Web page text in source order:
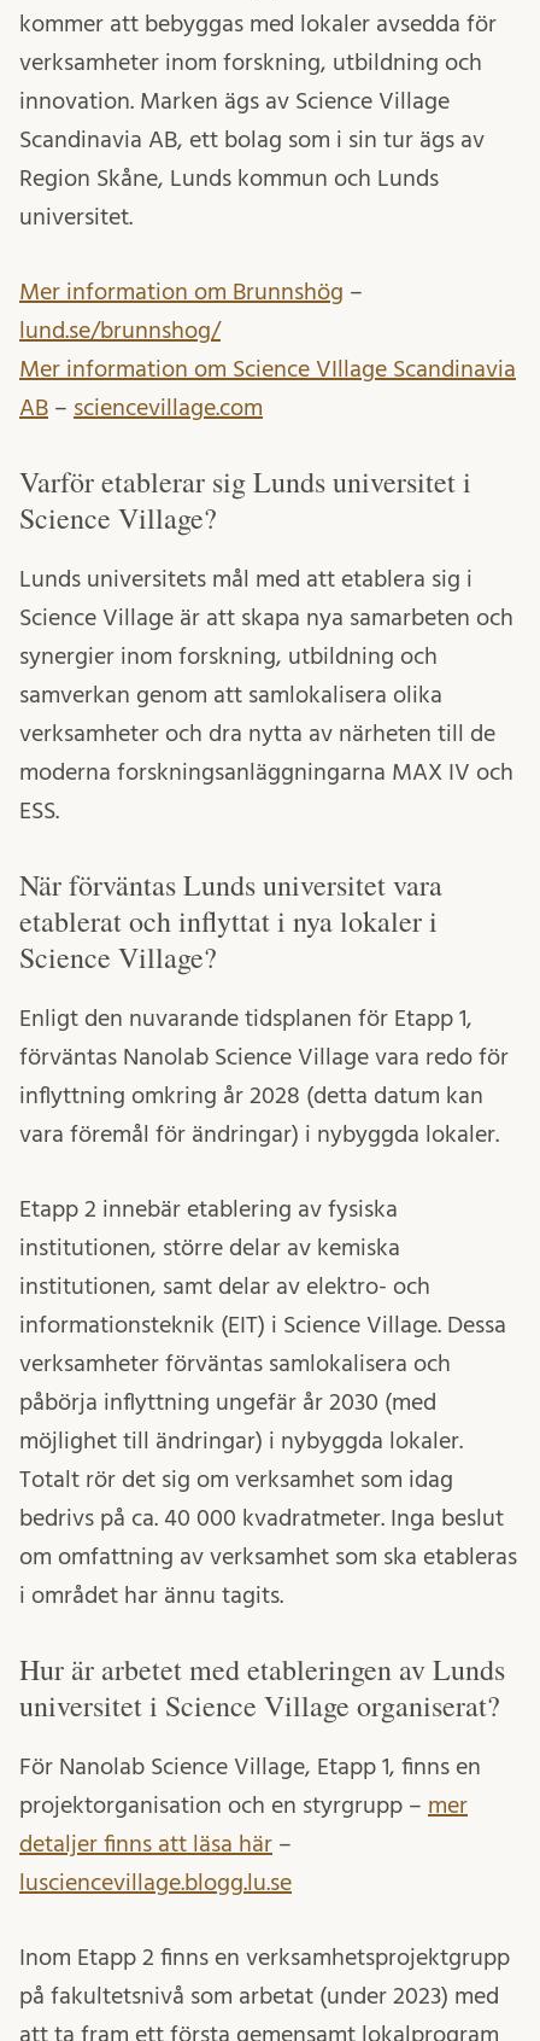
kommer att bebyggas med lokaler avsedda för
verksamheter inom forskning, utbildning och
innovation. Marken ägs av Science Village
Scandinavia AB, ett bolag som i sin tur ägs av
Region Skåne, Lunds kommun och Lunds
universitet.
Mer information om Brunnshög –
lund.se/brunnshog/
Mer information om Science VIllage Scandinavia
AB – sciencevillage.com
Varför etablerar sig Lunds universitet i
Science Village?
Lunds universitets mål med att etablera sig i
Science Village är att skapa nya samarbeten och
synergier inom forskning, utbildning och
samverkan genom att samlokalisera olika
verksamheter och dra nytta av närheten till de
moderna forskningsanläggningarna MAX IV och
ESS.
När förväntas Lunds universitet vara
etablerat och inflyttat i nya lokaler i
Science Village?
Enligt den nuvarande tidsplanen för Etapp 1,
förväntas Nanolab Science Village vara redo för
inflyttning omkring år 2028 (detta datum kan
vara föremål för ändringar) i nybyggda lokaler.
Etapp 2 innebär etablering av fysiska
institutionen, större delar av kemiska
institutionen, samt delar av elektro- och
informationsteknik (EIT) i Science Village. Dessa
verksamheter förväntas samlokalisera och
påbörja inflyttning ungefär år 2030 (med
möjlighet till ändringar) i nybyggda lokaler.
Totalt rör det sig om verksamhet som idag
bedrivs på ca. 40 000 kvadratmeter. Inga beslut
om omfattning av verksamhet som ska etableras
i området har ännu tagits.
Hur är arbetet med etableringen av Lunds
universitet i Science Village organiserat?
För Nanolab Science Village, Etapp 1, finns en
projektorganisation och en styrgrupp – mer
detaljer finns att läsa här –
lusciencevillage.blogg.lu.se
Inom Etapp 2 finns en verksamhetsprojektgrupp
på fakultetsnivå som arbetat (under 2023) med
att ta fram ett första gemensamt lokalprogram